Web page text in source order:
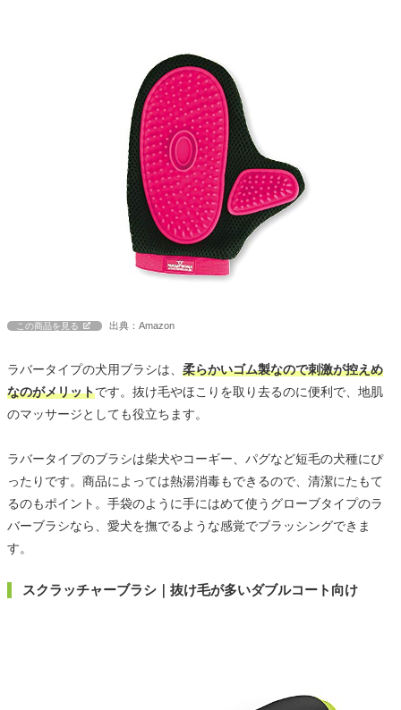
この商品を見る 出典：Amazon
ラバータイプの犬用ブラシは、 柔らかいゴム製なので刺激が控えめ
なのがメリットです。抜け毛やほこりを取り去るのに便利で、地肌
のマッサージとしても役立ちます。
ラバータイプのブラシは柴犬やコーギー、パグなど短毛の犬種にぴ
ったりです。商品によっては熱湯消毒もできるので、清潔にたもて
るのもポイント。手袋のように手にはめて使うグローブタイプのラ
バーブラシなら、愛犬を撫でるような感覚でブラッシングできま
す。
スクラッチャーブラシ｜抜け毛が多いダブルコート向け